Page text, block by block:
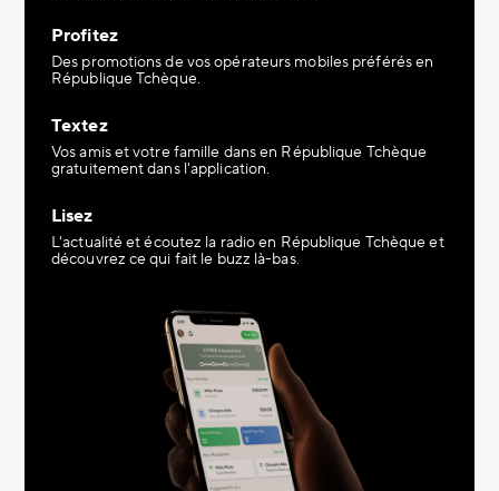
Profitez
Des promotions de vos opérateurs mobiles préférés en
République Tchèque.
Textez
Vos amis et votre famille dans en République Tchèque
gratuitement dans l'application.
Lisez
L'actualité et écoutez la radio en République Tchèque et
découvrez ce qui fait le buzz là-bas.